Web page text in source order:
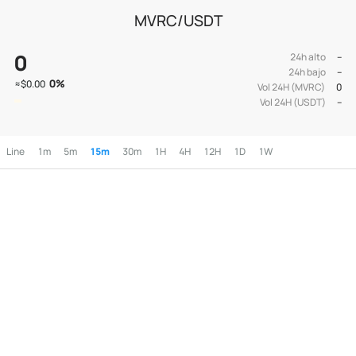
MVRC/USDT
0
≈$0.00 0%
24h alto
--
24h bajo
--
Vol 24H (MVRC)
0
Vol 24H (USDT)
--
Line 1m 5m 15m 30m 1H 4H 12H 1D 1W